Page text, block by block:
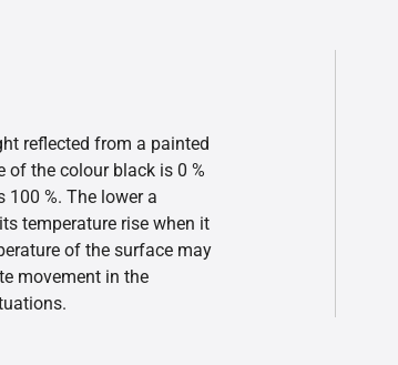
reflected from a painted
of the colour black is 0 %
%. The lower a
temperature rise when it
of the surface may
movement in the